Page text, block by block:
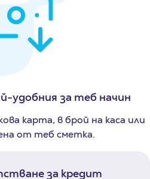
удобния за теб начин
карта, в брой на каса или
от теб сметка.
за кредит